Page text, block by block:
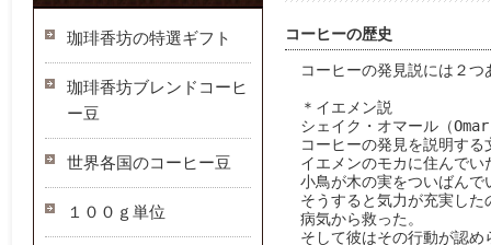
コーヒーの歴史
コーヒーの発見説には２つ
＊イエメン説
シェイク・オマール（
コーヒーの発見を説明する
イエメンのモカに住んでい
小鳥が木の実をついばんで
そうすると気力が充実した
病気から救った。
そして彼はその行動が認め
珈琲香坊の特選ギフト
珈琲香坊ブレンドコーヒ
ー豆
世界各国のコーヒー豆
１００ｇ単位